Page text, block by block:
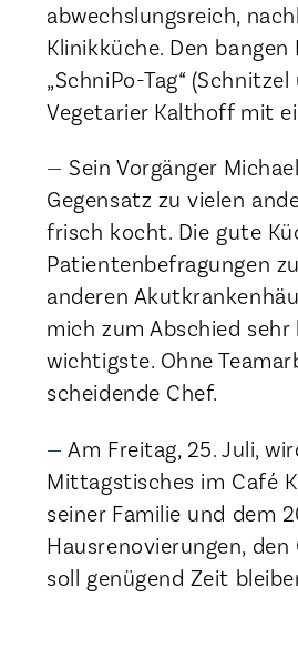
abwechslungsreich,
Klinikküche. Den
„SchniPo-Tag“
Vegetarier Kalthoff mit
Sein Vorgänger
Gegensatz zu vielen
frisch kocht. Die gute
Patientenbefragungen
anderen
mich zum Abschied
wichtigste. Ohne
scheidende Chef.
Am Freitag, 25. Juli,
Mittagstisches im Café
seiner Familie und dem
Hausrenovierungen,
soll genügend Zeit